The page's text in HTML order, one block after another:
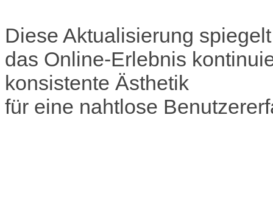
Diese Aktualisierung
das Online-Erlebnis
konsistente Ästhetik
für eine nahtlose